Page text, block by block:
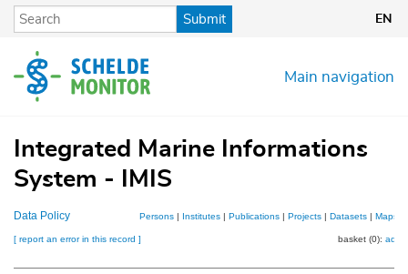
Skip
content
Submit EN
Main navigation
Integrated Marine Informations
System - IMIS
Data Policy Persons| Institutes| Publications| Projects| Datasets| Maps
[ report an error in this record ] basket (0): add